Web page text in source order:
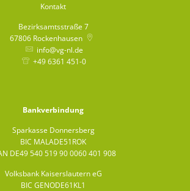
Kontakt
Bezirksamtsstraße 7
67806 Rockenhausen
info@vg-nl.de
+49 6361 451-0
Bankverbindung
Sparkasse Donnersberg
BIC MALADE51ROK
DE49 540 519 90 0060 401 908
Volksbank Kaiserslautern eG
BIC GENODE61KL1